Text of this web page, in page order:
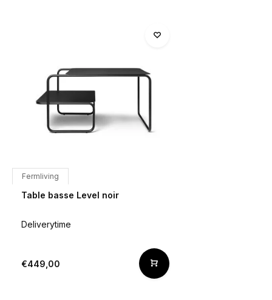
Fermliving
Table basse Level noir
Deliverytime
€449,00